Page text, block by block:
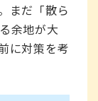
まだ「散ら
余地が大
に対策を考